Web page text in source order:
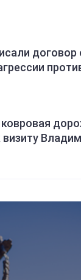
договор
визиту